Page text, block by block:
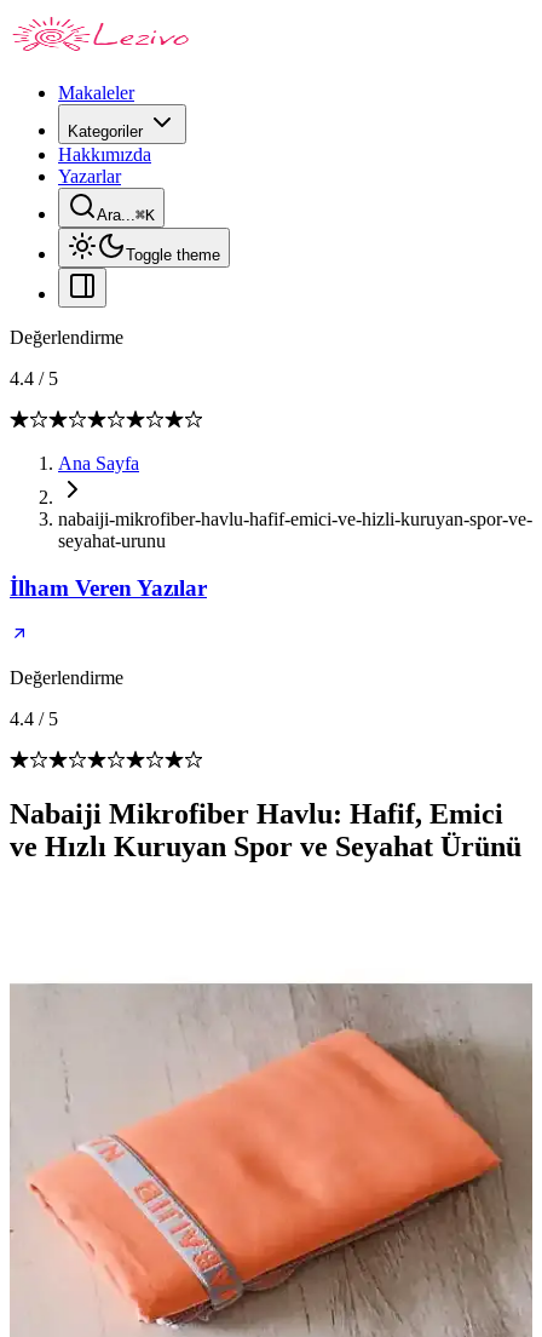
Makaleler
Kategoriler
Hakkımızda
Yazarlar
Ara...⌘K
Toggle theme
Değerlendirme
4.4 / 5
Ana Sayfa
nabaiji-mikrofiber-havlu-hafif-emici-ve-hizli-kuruyan-spor-ve-
seyahat-urunu
İlham Veren Yazılar
Değerlendirme
4.4 / 5
Nabaiji Mikrofiber Havlu: Hafif, Emici
ve Hızlı Kuruyan Spor ve Seyahat Ürünü